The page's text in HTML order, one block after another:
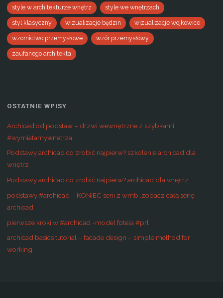
style w architekturze wnętrz style we wnętrzach
styl klasyczny wizualizacje będzin wizualizacje wojkowice
wzornictwo przemysłowe wzór przemysłówy
zaufanego architekta
OSTATNIE WPISY
Archicad od podstaw – drzwi wewnętrzne z szybkami
#wymiatamywnetrza
Podstawy archicad co zrobić najpierw? szkolenie archicad dla
wnętrz
Podstawy archicad co zrobić najpierw? archicad dla wnętrz
podstawy #archicad – KONIEC serii z wmb ,zobacz całą serię
archicad
pierwsze kroki w #archicad -model fotela #prl
archicad basics tutorial – facade design – simple method for
working